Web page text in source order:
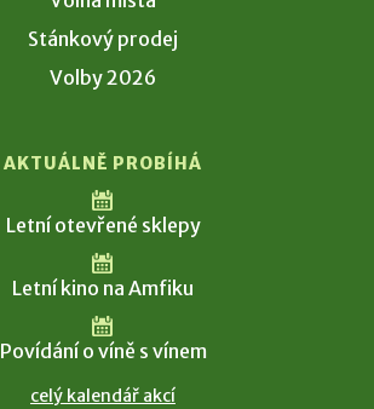
Stánkový prodej
Volby 2026
AKTUÁLNĚ PROBÍHÁ
Letní otevřené sklepy
Letní kino na Amfiku
Povídání o víně s vínem
celý kalendář akcí